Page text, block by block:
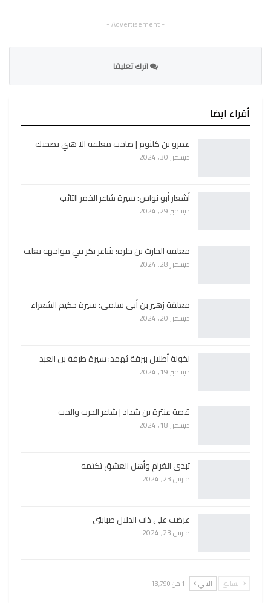
- Advertisement -
اترك تعليقا
أقراء ايضا
عمرو بن كلثوم | صاحب معلقة الا هبي بصحنك
ديسمبر 30, 2024
أشعار أبو نواس: سيرة شاعر الخمر التائب
ديسمبر 29, 2024
معلقة الحارث بن حلزة: شاعر بكر في مواجهة تغلب
ديسمبر 28, 2024
معلقة زهير بن أبي سلمى: سيرة حكيم الشعراء
ديسمبر 20, 2024
لخولة أطلال ببرقة ثهمد: سيرة طرفة بن العبد
ديسمبر 19, 2024
قصة عنترة بن شداد | شاعر الحرب والحب
ديسمبر 18, 2024
تبدي الغرام وأهل العشق تكتمه
مارس 23, 2024
عرضت على ذات الدلال صبابتي
مارس 23, 2024
السابق التالي 1 من 13٬790